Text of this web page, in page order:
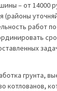
– от 14000
работ
грунта,
котлованов,